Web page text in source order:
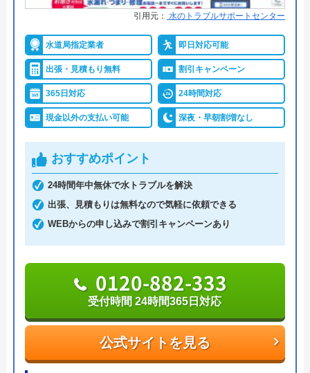
クラシアンのクチコミ on
件のクチコミ）
※クチコミの内容について
REO
2 か月前
方に来ていただきました。｢家中の配管の高
圧洗浄が必要｣と言われましたが、高額で出
せませんでした。仕方なく自分でスッポンを
使い、つまりを除去しました。高圧洗浄が本
当に必要だったのかは、よく分かりませんで
した。
詳細は公式HPでご確認ください
しまね水道職人がおすすめの理由
しまね水道職人は、松江市をはじめ大田市・出雲
市・浜田市・雲南市など合計9つの士や団体より水
道局指定工事店としての認定を受けている水道業者
です。
サービス提供開始時より数多くの水回りトラブルを
解決した実績をもっており、豊富な実績に基づく確
かな技術で迅速な作業を提供しています。24時間体
制で365日いつでも相談を受け付けており、急なト
ラブルでも安心して頼れる業者です。
作業前に現状を確認のうえ、無料で見積を行ってく
れるため費用面においても安心感があります。作業
料金は現金の他、銀行振込・各種クレジットカー
ド・コンビニ決済・QR決済など多様な決済方法に対
応しているため、現金の持ち合わせがないタイミン
引用元： 水のトラブルサポートセンター
水道局指定業者 即日対応可能
出張・見積もり無料 割引キャンペーン
365日対応 24時間対応
現金以外の支払い可能 深夜・早朝割増なし
おすすめポイント
24時間年中無休で水トラブルを解決
出張、見積もりは無料なので気軽に依頼できる
WEBからの申し込みで割引キャンペーンあり
公式サイトを見る
0120-882-333
受付時間 24時間365日対応